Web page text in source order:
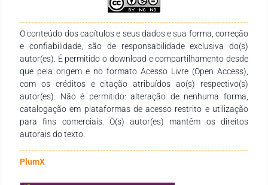
se que o uso da simulação acústica para a adequação da
propor adaptações à sala modelada para diferentes
realidades e ocupações.
O conteúdo dos capítulos e seus dados e sua forma, correção
e confiabilidade, são de responsabilidade exclusiva do(s)
autor(es). É permitido o download e compartilhamento desde
que pela origem e no formato Acesso Livre (Open Access),
com os créditos e citação atribuídos ao(s) respectivo(s)
autor(es). Não é permitido: alteração de nenhuma forma,
catalogação em plataformas de acesso restrito e utilização
para fins comerciais. O(s) autor(es) mantêm os direitos
autorais do texto.
PlumX